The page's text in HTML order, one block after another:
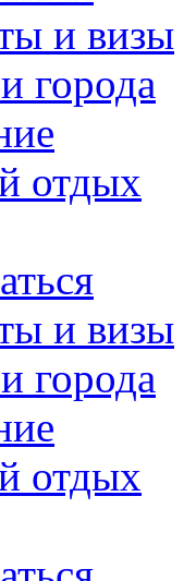
и визы
города
отдых
и визы
города
отдых